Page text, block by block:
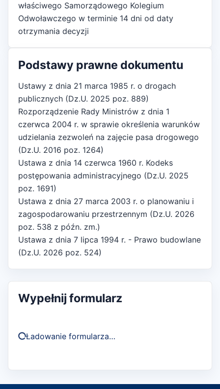
właściwego Samorządowego Kolegium
Odwoławczego w terminie 14 dni od daty
otrzymania decyzji
Podstawy prawne dokumentu
Ustawy z dnia 21 marca 1985 r. o drogach
publicznych (Dz.U. 2025 poz. 889)
Rozporządzenie Rady Ministrów z dnia 1
czerwca 2004 r. w sprawie określenia warunków
udzielania zezwoleń na zajęcie pasa drogowego
(Dz.U. 2016 poz. 1264)
Ustawa z dnia 14 czerwca 1960 r. Kodeks
postępowania administracyjnego (Dz.U. 2025
poz. 1691)
Ustawa z dnia 27 marca 2003 r. o planowaniu i
zagospodarowaniu przestrzennym (Dz.U. 2026
poz. 538 z późn. zm.)
Ustawa z dnia 7 lipca 1994 r. - Prawo budowlane
(Dz.U. 2026 poz. 524)
Wypełnij formularz
Ładowanie formularza…